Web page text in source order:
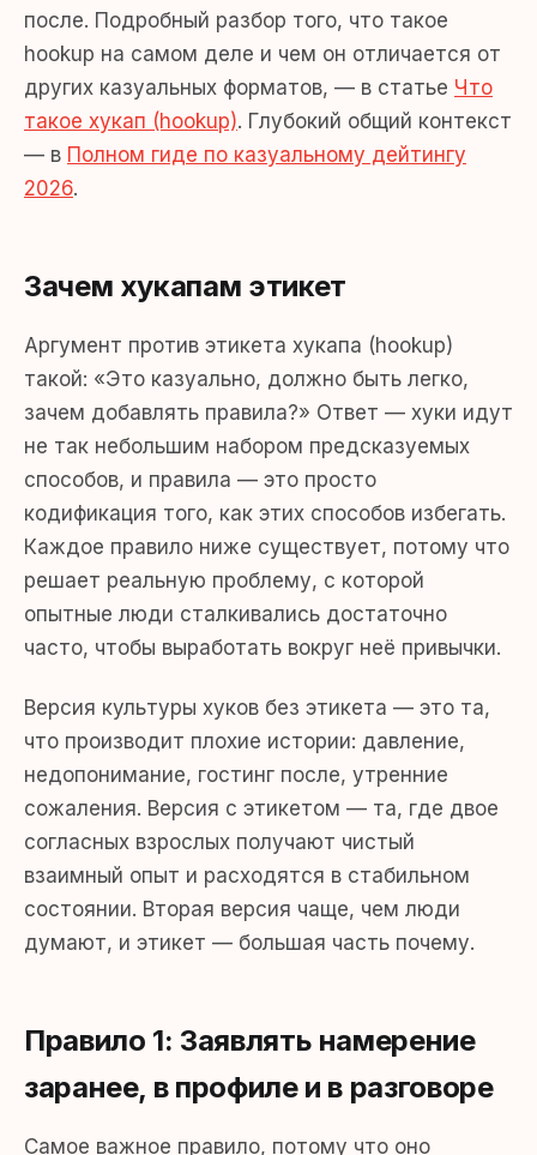
после. Подробный разбор того, что такое
hookup на самом деле и чем он отличается от
других казуальных форматов, — в статье Что
такое хукап (hookup). Глубокий общий контекст
— в Полном гиде по казуальному дейтингу
2026.
Зачем хукапам этикет
Аргумент против этикета хукапа (hookup)
такой: «Это казуально, должно быть легко,
зачем добавлять правила?» Ответ — хуки идут
не так небольшим набором предсказуемых
способов, и правила — это просто
кодификация того, как этих способов избегать.
Каждое правило ниже существует, потому что
решает реальную проблему, с которой
опытные люди сталкивались достаточно
часто, чтобы выработать вокруг неё привычки.
Версия культуры хуков без этикета — это та,
что производит плохие истории: давление,
недопонимание, гостинг после, утренние
сожаления. Версия с этикетом — та, где двое
согласных взрослых получают чистый
взаимный опыт и расходятся в стабильном
состоянии. Вторая версия чаще, чем люди
думают, и этикет — большая часть почему.
Правило 1: Заявлять намерение
заранее, в профиле и в разговоре
Самое важное правило, потому что оно